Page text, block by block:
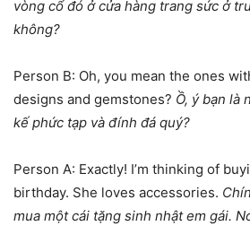
vòng cổ đó ở cửa hàng trang sức ở
không?
Person B: Oh, you mean the ones
designs and gemstones? Ồ, ý bạn là
kế phức tạp và đính đá quý?
Person A: Exactly! I’m thinking of
birthday. She loves accessories.
mua một cái tặng sinh nhật em gái.